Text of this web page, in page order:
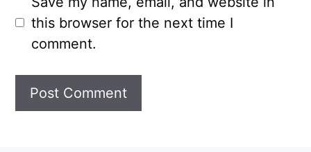
this browser for the next time I
comment.